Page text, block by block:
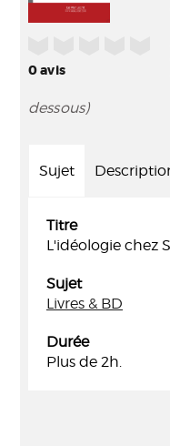
0avis
dessous)
Sujet
Titre
L'idéologie chez
Sujet
Livres & BD
Durée
Plus de 2h.